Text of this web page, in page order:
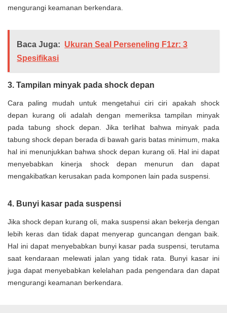
mengurangi keamanan berkendara.
Baca Juga: Ukuran Seal Perseneling F1zr: 3
Spesifikasi
3. Tampilan minyak pada shock depan
Cara paling mudah untuk mengetahui ciri ciri apakah shock
depan kurang oli adalah dengan memeriksa tampilan minyak
pada tabung shock depan. Jika terlihat bahwa minyak pada
tabung shock depan berada di bawah garis batas minimum, maka
hal ini menunjukkan bahwa shock depan kurang oli. Hal ini dapat
menyebabkan kinerja shock depan menurun dan dapat
mengakibatkan kerusakan pada komponen lain pada suspensi.
4. Bunyi kasar pada suspensi
Jika shock depan kurang oli, maka suspensi akan bekerja dengan
lebih keras dan tidak dapat menyerap guncangan dengan baik.
Hal ini dapat menyebabkan bunyi kasar pada suspensi, terutama
saat kendaraan melewati jalan yang tidak rata. Bunyi kasar ini
juga dapat menyebabkan kelelahan pada pengendara dan dapat
mengurangi keamanan berkendara.